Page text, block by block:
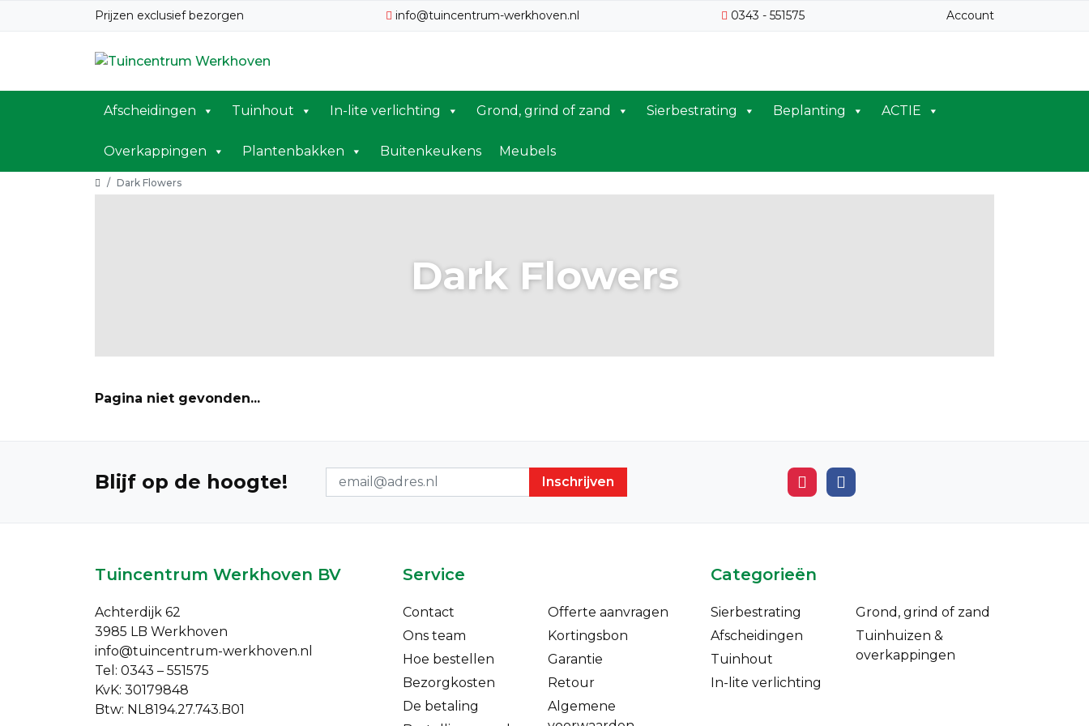
Prijzen exclusief bezorgen info@tuincentrum-werkhoven.nl 0343 - 551575 Account
Afscheidingen Tuinhout In-lite verlichting Grond, grind of zand Sierbestrating Beplanting ACTIE
Overkappingen Plantenbakken Buitenkeukens Meubels
Home
Kleur GeoProArte tegel:
Dark Flowers
Dark Flowers
Pagina niet gevonden...
Blijf op de hoogte! Nieuwsbrief
Tuincentrum Werkhoven BV
Achterdijk 62
3985 LB Werkhoven
info@tuincentrum-werkhoven.nl
Tel: 0343 – 551575
KvK: 30179848
Btw: NL8194.27.743.B01
Service
Contact
Ons team
Hoe bestellen
Bezorgkosten
De betaling
Offerte aanvragen
Kortingsbon
Garantie
Retour
Algemene
Categorieën
Sierbestrating
Afscheidingen
Tuinhout
In-lite verlichting
Grond, grind of zand
Tuinhuizen &
overkappingen